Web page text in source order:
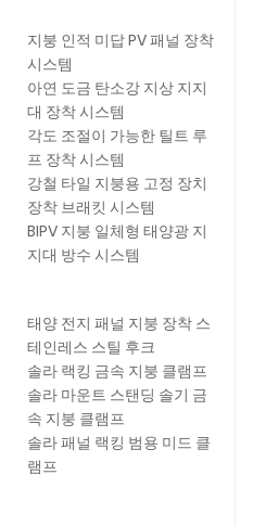
지붕 인적 미답 PV 패널 장착
시스템
아연 도금 탄소강 지상 지지
대 장착 시스템
각도 조절이 가능한 틸트 루
프 장착 시스템
강철 타일 지붕용 고정 장치
장착 브래킷 시스템
BIPV 지붕 일체형 태양광 지
지대 방수 시스템
태양 전지 패널 지붕 장착 스
테인레스 스틸 후크
솔라 랙킹 금속 지붕 클램프
솔라 마운트 스탠딩 솔기 금
속 지붕 클램프
솔라 패널 랙킹 범용 미드 클
램프